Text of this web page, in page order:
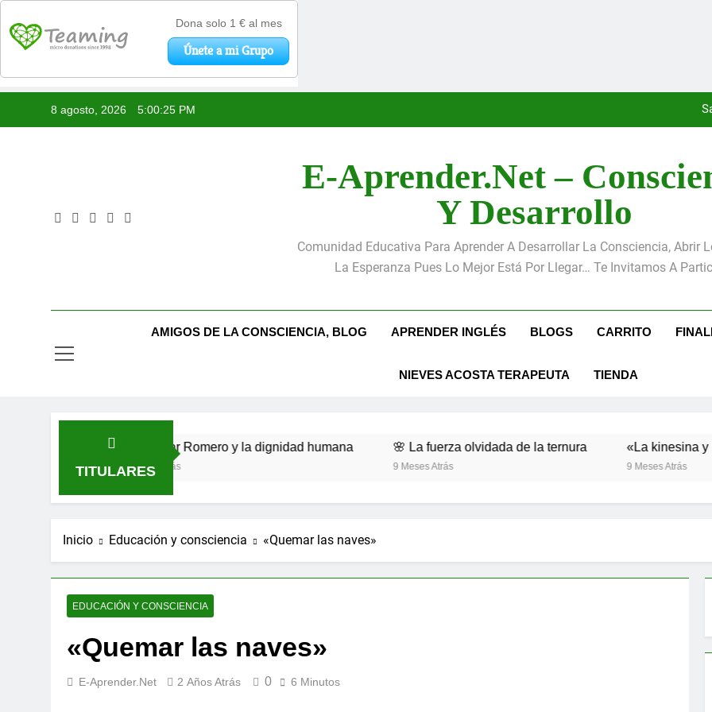
8 agosto, 2026 5:00:26 PM
«La kinesina y la felicidad:
E-Aprender.net –
Y Desarrollo
Comunidad Educativa Para Aprender A Desarrollar La Consciencia, Abrir
La Esperanza Pues Lo Mejor Está Por Llegar… Te Invitamos A
AMIGOS DE LA CONSCIENCIA, BLOG APRENDER INGLÉS BLOGS CARRITO
NIEVES ACOSTA TERAPEUTA TIENDA
TITULARES
San Óscar Romero y la dignidad humana
5 Meses Atrás
🌸 La fuerza olvidada de la ternura
9 Meses Atrás
«La kinesina y la
9 Meses Atrás
Inicio Educación y consciencia «Quemar las naves»
EDUCACIÓN Y CONSCIENCIA
«Quemar las naves»
E-Aprender.net 2 Años Atrás 0 6 Minutos